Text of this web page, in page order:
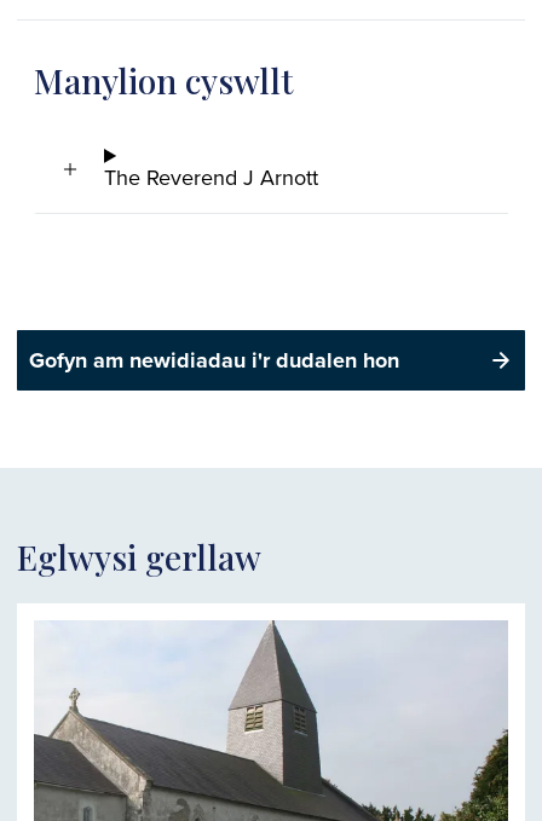
Manylion cyswllt
The Reverend J Arnott
Gofyn am newidiadau i'r dudalen hon
Eglwysi gerllaw